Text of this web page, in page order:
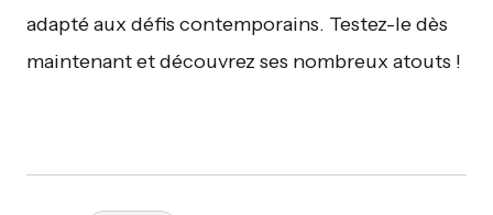
adapté aux défis contemporains. Testez-le dès
maintenant et découvrez ses nombreux atouts !